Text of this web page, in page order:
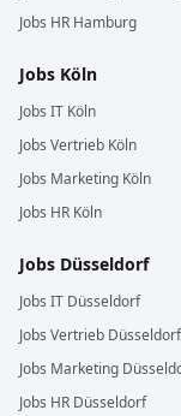
Jobs HR Hamburg
Jobs Köln
Jobs IT Köln
Jobs Vertrieb Köln
Jobs Marketing Köln
Jobs HR Köln
Jobs Düsseldorf
Jobs IT Düsseldorf
Jobs Vertrieb Düsseldorf
Jobs Marketing
Jobs HR Düsseldorf